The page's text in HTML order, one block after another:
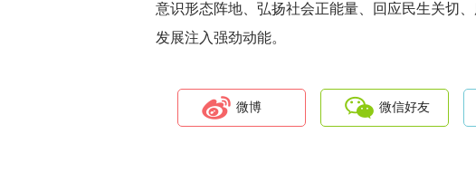
意识形态阵地、弘扬社会正能量、回应民生关切
发展注入强劲动能。
微博 微信好友